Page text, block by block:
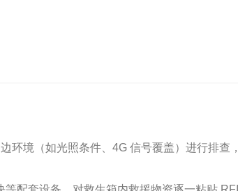
环境（如光照条件、4G 信号覆盖）进行排查